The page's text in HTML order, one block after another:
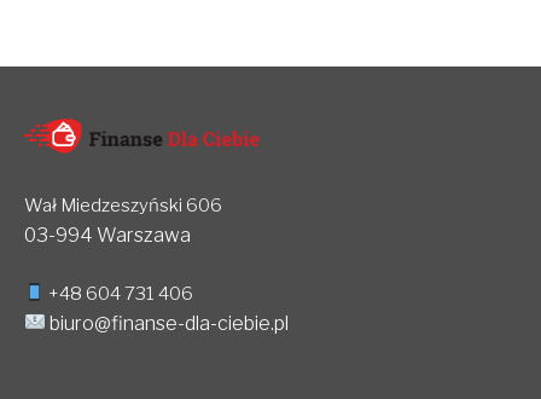
Wał Miedzeszyński 606
03-994 Warszawa
+48 604 731 406
biuro@finanse-dla-ciebie.pl